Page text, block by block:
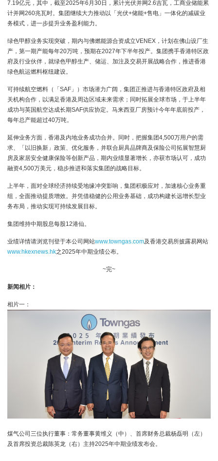
7.19亿元，其中，截至2025年6月30日，累计光伏并网2.6吉瓦，工商业储能累
计并网260兆瓦时。集团继续大力推动以「光伏+储能+售电」一体化的减碳业
务模式，进一步提升业务盈利能力。
绿色甲醇业务实现突破，期内与佛燃能源合资成立VENEX，计划在佛山设厂生
产，第一期产能每年20万吨，预期在2027年下半年投产。集团携手香港特区政
府及行业伙伴，就绿色甲醇生产、储运、加注及交易开展战略合作，推进香港
绿色航运燃料枢纽建设。
可持续航空燃料（「SAF」）市场潜力广阔，集团正推进与香港特区政府及相
关机构合作，以满足香港及周边区域未来需求；同时拓展全球市场，于上半年
成功与英国航空达成长期SAF供应协定。马来西亚厂房预计今年年底前投产，
每年总产能超过40万吨。
延伸业务方面，香港及内地业务成功合并。同时，把握集团4,500万用户的需
求、「以旧换新」政策、优化服务，并联合厨具品牌商及保险公司拓展智慧厨
房及家居安全健康保险等创新产品，期内业绩显著增长，亦获市场认可，成功
融资4,500万美元，稳步推进和落实集团的战略目标。
上半年，面对全球经济持续受地缘冲突影响，集团积极应对，加速核心业务重
组，全面推动提质增效。并凭借稳健的公用业务基础，成功构建长远增长型业
务布局，推动实现可持续发展目标。
集团维持中期股息每股12港仙。
业绩详情请浏览刊登于本公司网站www.towngas.com及香港交易所披露易网站
www.hkexnews.hk之2025年中期业绩公布。
~完~
新闻相片：
相片一：
煤气公司三位执行董事：常务董事黄维义（中）、首席财务总裁杨磊明（左）
及首席投资总裁陈英龙（右）主持2025年中期业绩发布会。